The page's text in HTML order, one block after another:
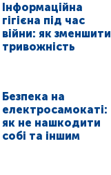
Інформаційна
гігієна під час
війни: як зменшити
тривожність
Безпека на
електросамокаті:
як не нашкодити
собі та іншим